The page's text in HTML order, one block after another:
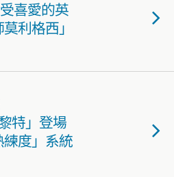
喜愛的英
利格西」
特」登場
度」系統